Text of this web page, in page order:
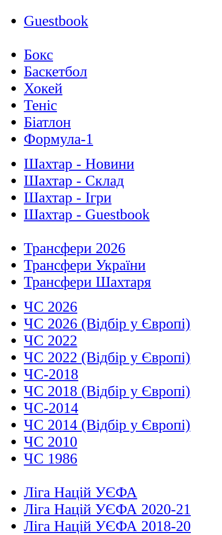
Guestbook
Бокс
Баскетбол
Хокей
Теніс
Біатлон
Формула-1
Шахтар - Новини
Шахтар - Склад
Шахтар - Ігри
Шахтар - Guestbook
Трансфери 2026
Трансфери України
Трансфери Шахтаря
ЧС 2026
ЧС 2026 (Відбір у Європі)
ЧС 2022
ЧС 2022 (Відбір у Європі)
ЧС-2018
ЧС 2018 (Відбір у Європі)
ЧС-2014
ЧС 2014 (Відбір у Європі)
ЧС 2010
ЧС 1986
Ліга Націй УЄФА
Ліга Націй УЄФА 2020-21
Ліга Націй УЄФА 2018-20